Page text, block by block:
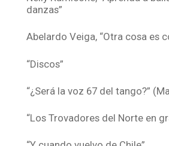
danzas”
Abelardo Veiga, “Otra cosa es
“Discos”
“¿Será la voz 67 del tango?”
“Los Trovadores del Norte en